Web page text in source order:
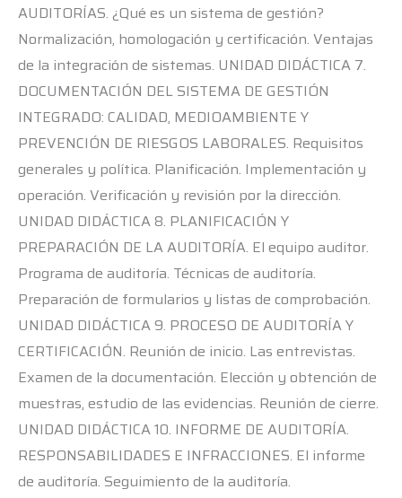
AUDITORÍAS. ¿Qué es un sistema de gestión?
Normalización, homologación y certificación. Ventajas
de la integración de sistemas. UNIDAD DIDÁCTICA 7.
DOCUMENTACIÓN DEL SISTEMA DE GESTIÓN
INTEGRADO: CALIDAD, MEDIOAMBIENTE Y
PREVENCIÓN DE RIESGOS LABORALES. Requisitos
generales y política. Planificación. Implementación y
operación. Verificación y revisión por la dirección.
UNIDAD DIDÁCTICA 8. PLANIFICACIÓN Y
PREPARACIÓN DE LA AUDITORÍA. El equipo auditor.
Programa de auditoría. Técnicas de auditoría.
Preparación de formularios y listas de comprobación.
UNIDAD DIDÁCTICA 9. PROCESO DE AUDITORÍA Y
CERTIFICACIÓN. Reunión de inicio. Las entrevistas.
Examen de la documentación. Elección y obtención de
muestras, estudio de las evidencias. Reunión de cierre.
UNIDAD DIDÁCTICA 10. INFORME DE AUDITORÍA.
RESPONSABILIDADES E INFRACCIONES. El informe
de auditoría. Seguimiento de la auditoría.